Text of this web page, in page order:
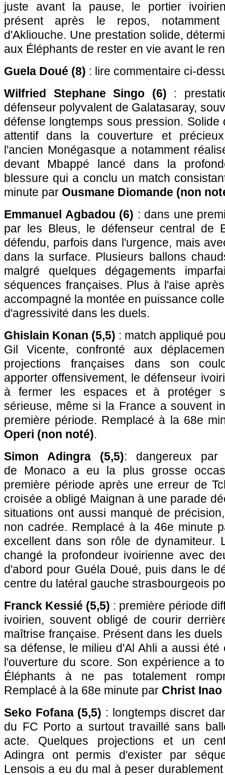
juste avant la pause, le portier
présent après le repos,
d'Akliouche. Une prestation solide,
aux Éléphants de rester en vie avant le
Guela Doué (8) : lire commentaire ci-
Wilfried Stephane Singo (6) :
défenseur polyvalent de Galatasaray,
défense longtemps sous pression.
attentif dans la couverture et
l'ancien Monégasque a notamment
devant Mbappé lancé dans la
blessure qui a conclu un match
minute par Ousmane Diomande (non
Emmanuel Agbadou (6) : dans une
par les Bleus, le défenseur central de
défendu, parfois dans l'urgence, mais
dans la surface. Plusieurs ballons
malgré quelques dégagements
séquences françaises. Plus à l'aise
accompagné la montée en puissance
d'agressivité dans les duels.
Ghislain Konan (5,5) : match appliqué
Gil Vicente, confronté aux
projections françaises dans son
apporter offensivement, le défenseur
à fermer les espaces et à protéger
sérieuse, même si la France a souvent
première période. Remplacé à la 68e
Operi (non noté).
Simon Adingra (5,5): dangereux par
de Monaco a eu la plus grosse
première période après une erreur de
croisée a obligé Maignan à une parade
situations ont aussi manqué de
non cadrée. Remplacé à la 46e minute
excellent dans son rôle de dynamiteur.
changé la profondeur ivoirienne avec
d'abord pour Guéla Doué, puis dans le
centre du latéral gauche strasbourgeois
Franck Kessié (5,5) : première période
ivoirien, souvent obligé de courir
maîtrise française. Présent dans les
sa défense, le milieu d'Al Ahli a aussi
l'ouverture du score. Son expérience a
Éléphants à ne pas totalement
Remplacé à la 68e minute par Christ
Seko Fofana (5,5) : longtemps discret
du FC Porto a surtout travaillé sans
acte. Quelques projections et un
Adingra ont permis d'exister par
Lensois a eu du mal à peser